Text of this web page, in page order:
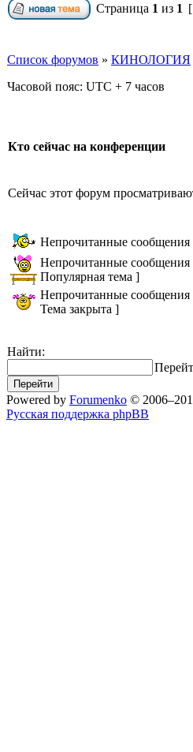
Страница 1 из 1
Список форумов » КИНОЛОГИЯ
Часовой пояс: UTC + 7 часов
Кто сейчас на конференции
Сейчас этот форум
Непрочитанные сообщения
Непрочитанные сообщения
Популярная тема ]
Непрочитанные сообщения
Тема закрыта ]
Найти:
Powered by Forumenko ©
Русская поддержка phpBB